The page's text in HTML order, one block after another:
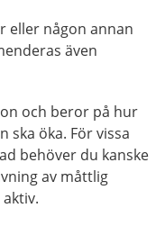
eller någon annan
även
och beror på hur
ska öka. För vissa
behöver du kanske
av måttlig